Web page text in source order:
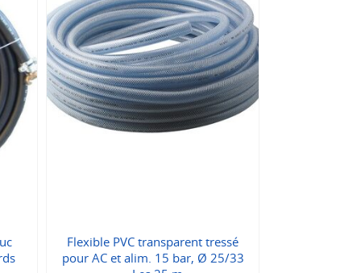
Flexible PVC transparent tressé
pour AC et alim. 15 bar, Ø 25/33